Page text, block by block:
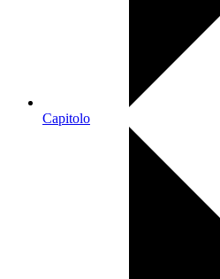
Capitolo